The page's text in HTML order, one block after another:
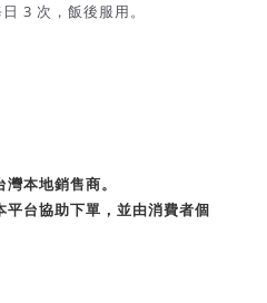
3 次，飯後服用。
本地銷售商。
台協助下單，並由消費者個